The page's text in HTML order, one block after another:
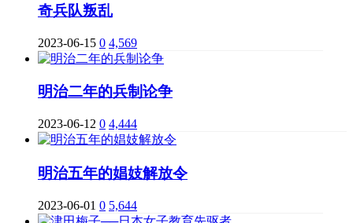
奇兵队叛乱
2023-06-15 0 4,569
明治二年的兵制论争
2023-06-12 0 4,444
明治五年的娼妓解放令
2023-06-01 0 5,644